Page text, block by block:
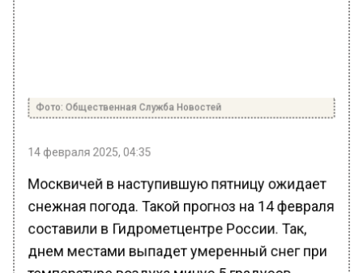
Фото: Общественная Служба Новостей
14 февраля 2025, 04:35
Москвичей в наступившую пятницу ожидает
снежная погода. Такой прогноз на 14 февраля
составили в Гидрометцентре России. Так,
днем местами выпадет умеренный снег при